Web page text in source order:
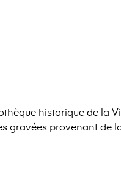
historique de la
gravées provenant de